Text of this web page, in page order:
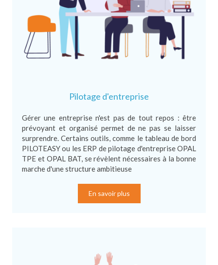
Pilotage d'entreprise
Gérer une entreprise n'est pas de tout repos : être
prévoyant et organisé permet de ne pas se laisser
surprendre. Certains outils, comme le tableau de bord
PILOTEASY ou les ERP de pilotage d'entreprise OPAL
TPE et OPAL BAT, se révèlent nécessaires à la bonne
marche d'une structure ambitieuse
En savoir plus